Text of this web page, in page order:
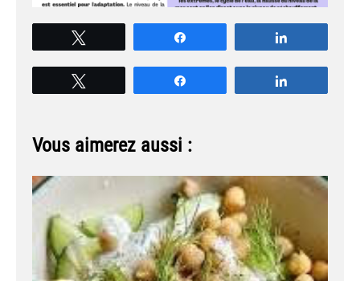
Vous aimerez aussi :